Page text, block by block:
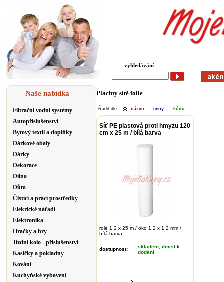
vyhledávání
Naše nabídka
Filtrační vodní systémy
Autopříslušenství
Bytový textil a doplňky
Dárkové obaly
Dárky
Dekorace
Dílna
Dům
Čistící a prací prostředky
Elekrické nářadí
Elektronika
Hračky a hry
Jízdní kolo - příslušenství
Kasičky a pokladny
Kování
Kuchyňské vybavení
Plachty sítě folie
Řadit dle názvu ceny kódu
Síť PE plastová proti hmyzu 120
cm x 25 m / bílá barva
role 1,2 x 25 m / oko 1,2 x 1,2 mm /
bílá barva
dostupnost:
skladem, ihned k
dodání